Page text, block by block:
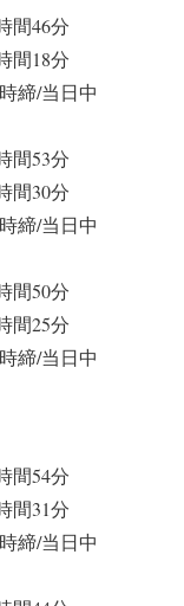
間46分
間18分
締/当日中
間53分
間30分
締/当日中
間50分
間25分
締/当日中
間54分
間31分
締/当日中